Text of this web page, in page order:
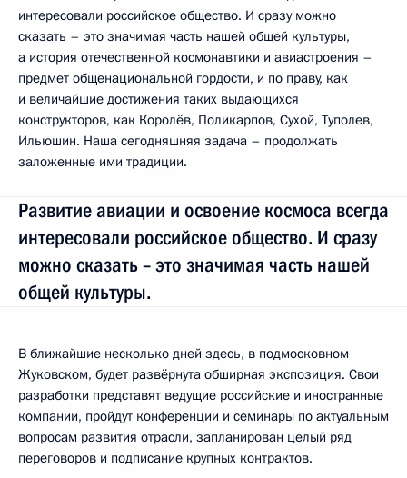
интересовали российское общество. И сразу можно
сказать – это значимая часть нашей общей культуры,
а история отечественной космонавтики и авиастроения –
предмет общенациональной гордости, и по праву, как
и величайшие достижения таких выдающихся
конструкторов, как Королёв, Поликарпов, Сухой, Туполев,
Ильюшин. Наша сегодняшняя задача – продолжать
заложенные ими традиции.
Развитие авиации и освоение космоса всегда
интересовали российское общество. И сразу
можно сказать – это значимая часть нашей
общей культуры.
В ближайшие несколько дней здесь, в подмосковном
Жуковском, будет развёрнута обширная экспозиция. Свои
разработки представят ведущие российские и иностранные
компании, пройдут конференции и семинары по актуальным
вопросам развития отрасли, запланирован целый ряд
переговоров и подписание крупных контрактов.